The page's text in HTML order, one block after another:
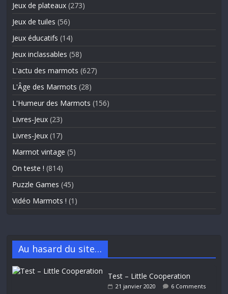
Jeux de plateaux (273)
Jeux de tuiles (56)
Jeux éducatifs (14)
Jeux inclassables (58)
L'actu des marmots (627)
L'Âge des Marmots (28)
L'Humeur des Marmots (156)
Livres-Jeux (23)
Livres-Jeux (17)
Marmot vintage (5)
On teste ! (814)
Puzzle Games (45)
Vidéo Marmots ! (1)
Au hasard du site…
Test – Little Cooperation
21 janvier 2020 6 Comments